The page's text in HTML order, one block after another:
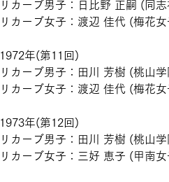
リカーブ男子：日比野 正嗣 (同志
リカーブ女子：渡辺 佳代 (梅花女
1972年(第11回)
リカーブ男子：田川 芳樹 (桃山学
リカーブ女子：渡辺 佳代 (梅花女
1973年(第12回)
リカーブ男子：田川 芳樹 (桃山学
リカーブ女子：三好 恵子 (甲南女